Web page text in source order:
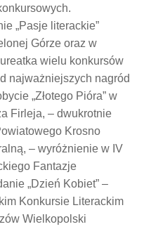
„Pasje literackie”
Górze oraz w
wielu konkursów
najważniejszych nagród
„Złotego Pióra” w
Firleja, – dwukrotnie
Krosno
– wyróżnienie w IV
Fantazje
„Dzień Kobiet” –
Konkursie Literackim
Wielkopolski